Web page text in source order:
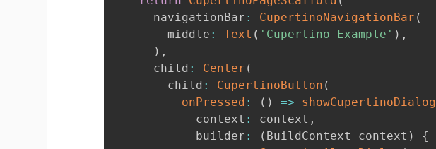
      navigationBar
: CupertinoNavigationBar (
        middle
: Text ( 'Cupertino Example' ) ,
) ,
      child
: Center (
        child
: CupertinoButton (
onPressed : ( ) => showCupertinoDialog
            context
: context ,
            builder
: ( BuildContext context )
{